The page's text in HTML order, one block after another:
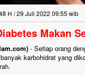
H / 29 Juli 2022 09:55 wib
Makan
- Setiap orang
karbohidrat yang